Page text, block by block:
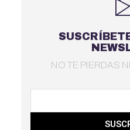
NO TE PIERDAS